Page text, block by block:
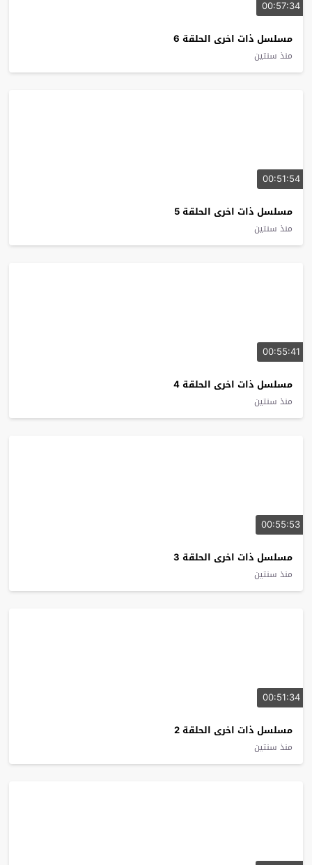
00:57:34
مسلسل ذات اخرى الحلقة 6
منذ سنتين
00:51:54
مسلسل ذات اخرى الحلقة 5
منذ سنتين
00:55:41
مسلسل ذات اخرى الحلقة 4
منذ سنتين
00:55:53
مسلسل ذات اخرى الحلقة 3
منذ سنتين
00:51:34
مسلسل ذات اخرى الحلقة 2
منذ سنتين